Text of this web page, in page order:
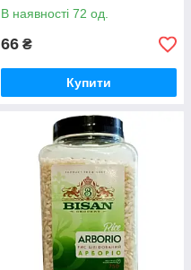
В наявності 72 од.
66 ₴
Купити